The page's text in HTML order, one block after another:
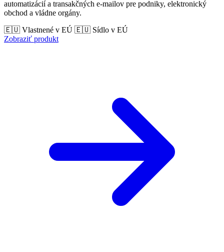
automatizácií a transakčných e-mailov pre podniky, elektronický
obchod a vládne orgány.
🇪🇺 Vlastnené v EÚ 🇪🇺 Sídlo v EÚ
Zobraziť produkt